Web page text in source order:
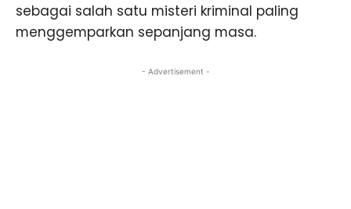
sebagai salah satu misteri kriminal paling
menggemparkan sepanjang masa.
- Advertisement -